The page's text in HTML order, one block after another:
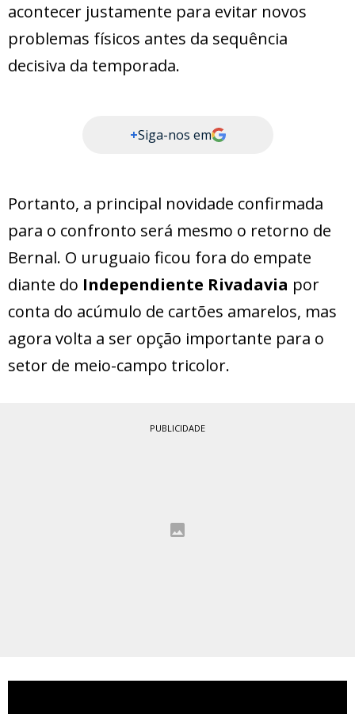
acontecer justamente para evitar novos
problemas físicos antes da sequência
decisiva da temporada.
+Siga-nos em
Portanto, a principal novidade confirmada
para o confronto será mesmo o retorno de
Bernal. O uruguaio ficou fora do empate
diante do Independiente Rivadavia por
conta do acúmulo de cartões amarelos, mas
agora volta a ser opção importante para o
setor de meio-campo tricolor.
PUBLICIDADE